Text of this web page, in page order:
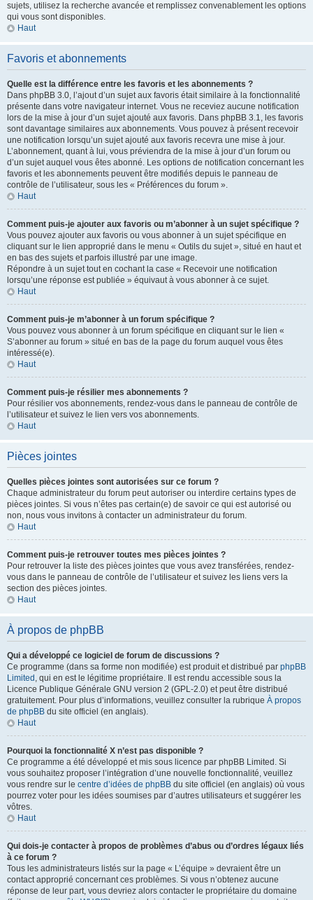
sujets, utilisez la recherche avancée et remplissez convenablement les options
qui vous sont disponibles.
Haut
Favoris et abonnements
Quelle est la différence entre les favoris et les abonnements ?
Dans phpBB 3.0, l’ajout d’un sujet aux favoris était similaire à la fonctionnalité
présente dans votre navigateur internet. Vous ne receviez aucune notification
lors de la mise à jour d’un sujet ajouté aux favoris. Dans phpBB 3.1, les favoris
sont davantage similaires aux abonnements. Vous pouvez à présent recevoir
une notification lorsqu’un sujet ajouté aux favoris recevra une mise à jour.
L’abonnement, quant à lui, vous préviendra de la mise à jour d’un forum ou
d’un sujet auquel vous êtes abonné. Les options de notification concernant les
favoris et les abonnements peuvent être modifiés depuis le panneau de
contrôle de l’utilisateur, sous les « Préférences du forum ».
Haut
Comment puis-je ajouter aux favoris ou m’abonner à un sujet spécifique ?
Vous pouvez ajouter aux favoris ou vous abonner à un sujet spécifique en
cliquant sur le lien approprié dans le menu « Outils du sujet », situé en haut et
en bas des sujets et parfois illustré par une image.
Répondre à un sujet tout en cochant la case « Recevoir une notification
lorsqu’une réponse est publiée » équivaut à vous abonner à ce sujet.
Haut
Comment puis-je m’abonner à un forum spécifique ?
Vous pouvez vous abonner à un forum spécifique en cliquant sur le lien «
S’abonner au forum » situé en bas de la page du forum auquel vous êtes
intéressé(e).
Haut
Comment puis-je résilier mes abonnements ?
Pour résilier vos abonnements, rendez-vous dans le panneau de contrôle de
l’utilisateur et suivez le lien vers vos abonnements.
Haut
Pièces jointes
Quelles pièces jointes sont autorisées sur ce forum ?
Chaque administrateur du forum peut autoriser ou interdire certains types de
pièces jointes. Si vous n’êtes pas certain(e) de savoir ce qui est autorisé ou
non, nous vous invitons à contacter un administrateur du forum.
Haut
Comment puis-je retrouver toutes mes pièces jointes ?
Pour retrouver la liste des pièces jointes que vous avez transférées, rendez-
vous dans le panneau de contrôle de l’utilisateur et suivez les liens vers la
section des pièces jointes.
Haut
À propos de phpBB
Qui a développé ce logiciel de forum de discussions ?
Ce programme (dans sa forme non modifiée) est produit et distribué par phpBB
Limited , qui en est le légitime propriétaire. Il est rendu accessible sous la
Licence Publique Générale GNU version 2 (GPL-2.0) et peut être distribué
gratuitement. Pour plus d’informations, veuillez consulter la rubrique À propos
de phpBB du site officiel (en anglais).
Haut
Pourquoi la fonctionnalité X n’est pas disponible ?
Ce programme a été développé et mis sous licence par phpBB Limited. Si
vous souhaitez proposer l’intégration d’une nouvelle fonctionnalité, veuillez
vous rendre sur le centre d’idées de phpBB du site officiel (en anglais) où vous
pourrez voter pour les idées soumises par d’autres utilisateurs et suggérer les
vôtres.
Haut
Qui dois-je contacter à propos de problèmes d’abus ou d’ordres légaux liés
à ce forum ?
Tous les administrateurs listés sur la page « L’équipe » devraient être un
contact approprié concernant ces problèmes. Si vous n’obtenez aucune
réponse de leur part, vous devriez alors contacter le propriétaire du domaine